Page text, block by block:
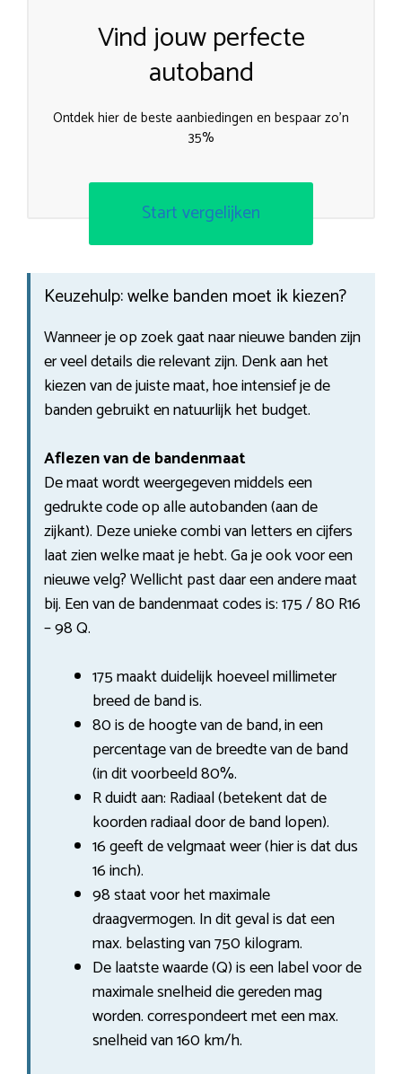
Vind jouw perfecte
autoband
Ontdek hier de beste aanbiedingen en bespaar zo’n
35%
Start vergelijken
Keuzehulp: welke banden moet ik kiezen?
Wanneer je op zoek gaat naar nieuwe banden zijn
er veel details die relevant zijn. Denk aan het
kiezen van de juiste maat, hoe intensief je de
banden gebruikt en natuurlijk het budget.
Aflezen van de bandenmaat
De maat wordt weergegeven middels een
gedrukte code op alle autobanden (aan de
zijkant). Deze unieke combi van letters en cijfers
laat zien welke maat je hebt. Ga je ook voor een
nieuwe velg? Wellicht past daar een andere maat
bij. Een van de bandenmaat codes is: 175 / 80 R16
– 98 Q.
175 maakt duidelijk hoeveel millimeter
breed de band is.
80 is de hoogte van de band, in een
percentage van de breedte van de band
(in dit voorbeeld 80%.
R duidt aan: Radiaal (betekent dat de
koorden radiaal door de band lopen).
16 geeft de velgmaat weer (hier is dat dus
16 inch).
98 staat voor het maximale
draagvermogen. In dit geval is dat een
max. belasting van 750 kilogram.
De laatste waarde (Q) is een label voor de
maximale snelheid die gereden mag
worden. correspondeert met een max.
snelheid van 160 km/h.